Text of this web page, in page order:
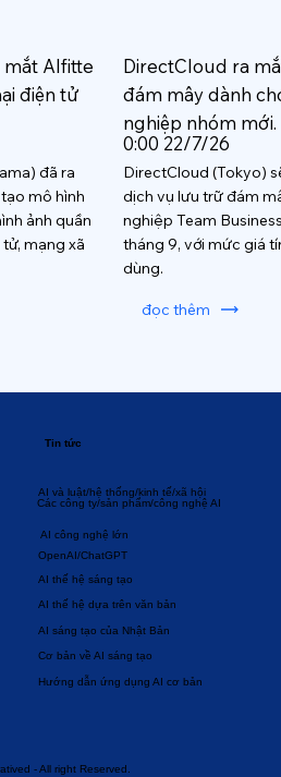
mắt AIfitte
điện tử
đã ra
mô hình
ảnh quần
mạng xã
DirectCloud ra
đám mây dành
nghiệp nhóm mới.
0:00 22/7/26
DirectCloud (Tokyo)
dịch vụ lưu trữ đám
nghiệp Team
tháng 9, với mức giá
dùng.
đọc thêm
- All right Reserved.
Tin tức
AI và luật/hệ thống/kinh tế/xã hội
Các công ty/sản phẩm/công nghệ AI
AI công nghệ lớn
OpenAI/ChatGPT
AI thế hệ sáng tạo
AI thế hệ dựa trên văn bản
AI sáng tạo của Nhật Bản
Cơ bản về AI sáng tạo
Hướng dẫn ứng dụng AI cơ bản